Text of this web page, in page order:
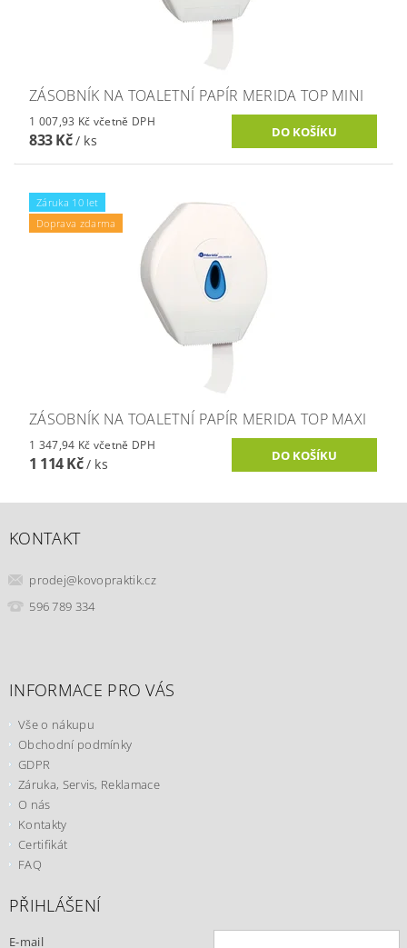
ZÁSOBNÍK NA TOALETNÍ PAPÍR MERIDA TOP MINI
1 007,93 Kč včetně DPH
833 Kč/ ks
Záruka 10 let
Doprava zdarma
ZÁSOBNÍK NA TOALETNÍ PAPÍR MERIDA TOP MAXI
1 347,94 Kč včetně DPH
1 114 Kč/ ks
KONTAKT
prodej@kovopraktik.cz
596 789 334
INFORMACE PRO VÁS
Vše o nákupu
Obchodní podmínky
GDPR
Záruka, Servis, Reklamace
O nás
Kontakty
Certifikát
FAQ
PŘIHLÁŠENÍ
E-mail